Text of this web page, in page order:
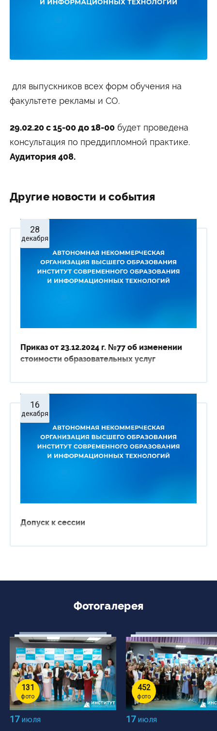
Новости и Объявления
Фотогалерея
Формы обучения
Очная форма обучения
Дни открытых дверей
Университетские субботы
Контакты
Администрация
+7 (495) 795-00-11
Приёмная комиссия
+7 (495) 795-00-10
Подписаться на нас
Министерство науки и высшего образования
Министерство просвещения Российской
Сведения об образовательной организации
для выпускников всех форм обучения на
факультете рекламы и СО.
29.02.20 с 15-00 до 18-00 будет проведена
консультация по преддипломной практике.
Аудитория 408.
Другие новости и события
28
декабря
Приказ от 23.12.2024 г. №77 об изменении
стоимости образовательных услуг
16
декабря
Допуск к сессии
Фотогалерея
131
фото
17июля
452
фото
17июля